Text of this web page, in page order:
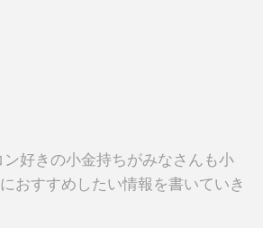
好きの小金持ちがみなさんも小
おすすめしたい情報を書いていき